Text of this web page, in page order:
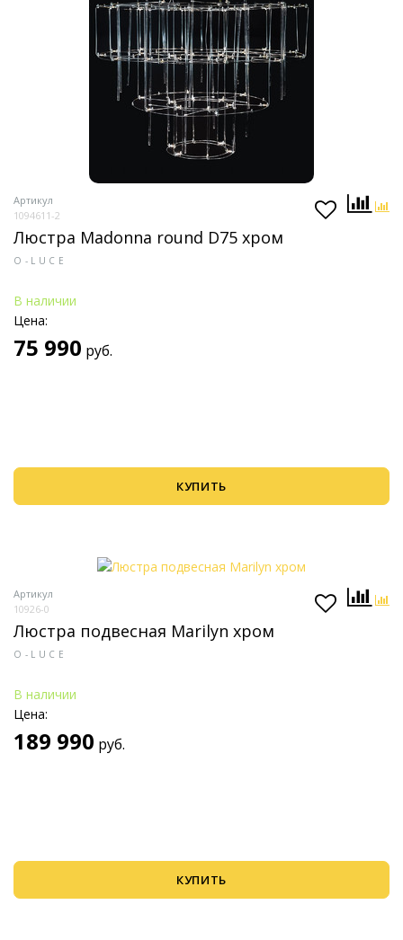
Артикул
1094611-2
Люстра Madonna round D75 хром
O-LUCE
В наличии
Цена:
75 990 руб.
КУПИТЬ
Артикул
10926-0
Люстра подвесная Marilyn хром
O-LUCE
В наличии
Цена:
189 990 руб.
КУПИТЬ